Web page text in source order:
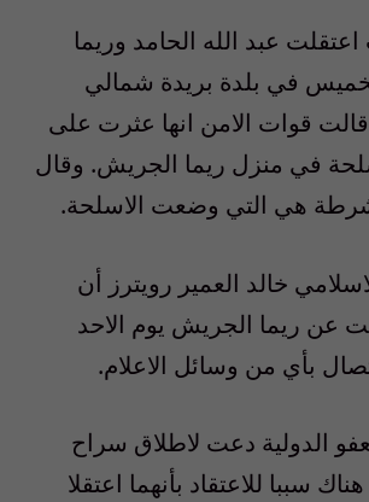
عبد الله الحامد وريما
في بلدة بريدة شمالي
قوات الامن انها عثرت على
في منزل ريما الجريش. وقال
هي التي وضعت الاسلحة.
خالد العمير رويترز أن
عن ريما الجريش يوم الاحد
بأي من وسائل الاعلام.
الدولية دعت لاطلاق سراح
سببا للاعتقاد بأنهما اعتقلا